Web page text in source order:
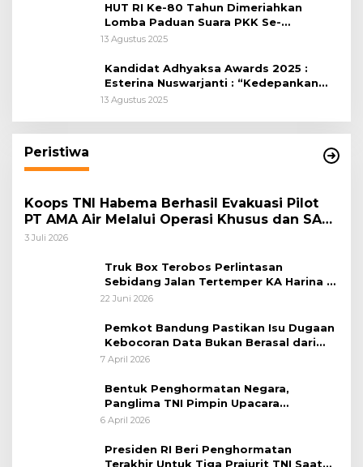
HUT RI Ke-80 Tahun Dimeriahkan
Lomba Paduan Suara PKK Se-
Kabupaten Bogor
13 Agustus 2025
Kandidat Adhyaksa Awards 2025 :
Esterina Nuswarjanti : “Kedepankan
Keadilan Restoratif Wujudkan
13 Agustus 2025
Peristiwa
Koops TNI Habema Berhasil Evakuasi Pilot
PT AMA Air Melalui Operasi Khusus dan SAR
Taktis
3 Juli 2026
Truk Box Terobos Perlintasan
Sebidang Jalan Tertemper KA Harina di
Jalan Stasiun Poncol-Jrakah Semarang
22 Juni 2026
Pemkot Bandung Pastikan Isu Dugaan
Kebocoran Data Bukan Berasal dari
Server Disdukcapil
7 April 2026
Bentuk Penghormatan Negara,
Panglima TNI Pimpin Upacara
Pemakaman Militer
6 April 2026
Presiden RI Beri Penghormatan
Terakhir Untuk Tiga Prajurit TNI Saat